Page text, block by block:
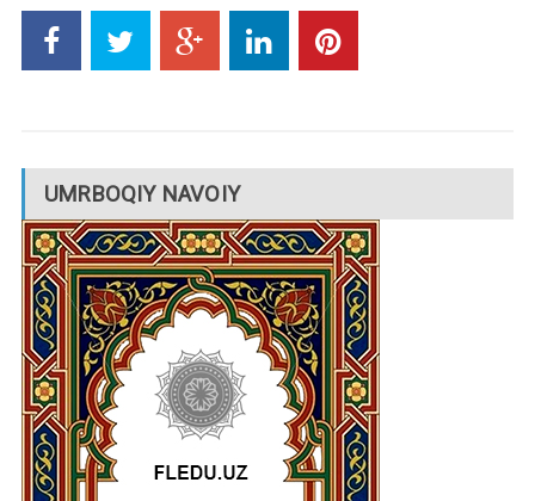
UMRBOQIY NAVOIY